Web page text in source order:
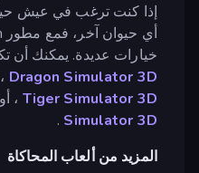
إذا كنت ترغب في عيش
خيارات عديدة. يمكنك أن
Dragon Simulator 3D
Tiger Simulator 3D ،
Simulator 3D
.
المزيد من ألعاب المحاكاة